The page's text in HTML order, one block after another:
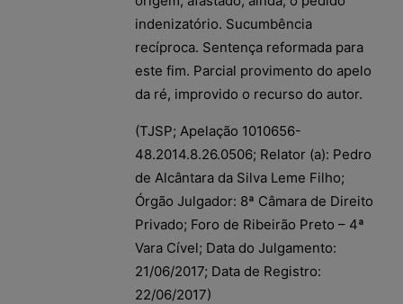
indenizatório. Sucumbência
recíproca. Sentença reformada para
este fim. Parcial provimento do apelo
da ré, improvido o recurso do autor.
(TJSP; Apelação 1010656-
48.2014.8.26.0506; Relator (a): Pedro
de Alcântara da Silva Leme Filho;
Órgão Julgador: 8ª Câmara de Direito
Privado; Foro de Ribeirão Preto – 4ª
Vara Cível; Data do Julgamento:
21/06/2017; Data de Registro:
22/06/2017)